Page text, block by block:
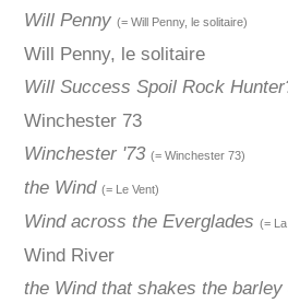
Will Penny (= Will Penny, le solitaire)
Will Penny, le solitaire
Will Success Spoil Rock
Winchester 73
Winchester '73 (= Winchester 73)
the Wind (= Le Vent)
Wind across the Everglades (=
Wind River
the Wind that shakes the barley